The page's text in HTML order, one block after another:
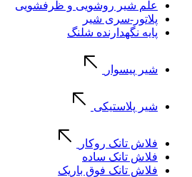
علم شیر روشویی و ظرفشویی
پلاتور-سری شیر
پایه نگهدارنده شلنگ
شیر پیسوار
شیر پلاستیکی
فلاش تانک روکار
فلاش تانک ساده
فلاش تانک فوق باریک